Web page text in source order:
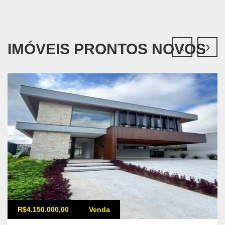
IMÓVEIS PRONTOS NOVOS
R$4.150.000,00 Venda